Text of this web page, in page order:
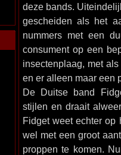
deze bands.
gescheiden als het
nummers met een
consument op een
insectenplaag, met
en er alleen maar een
De Duitse band
stijlen en draait
Fidget weet echter op
wel met een groot
proppen te komen.